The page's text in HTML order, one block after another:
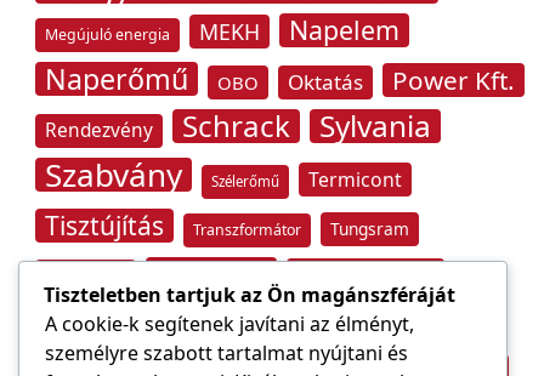
Megújuló energia MEKH Napelem
Naperőmű OBO Oktatás Power Kft.
Rendezvény Schrack Sylvania
Szabvány Szélerőmű Termicont
Tisztújítás Transzformátor Tungsram
Villámvédelem
Világítástechnika Áramfogyasztás
Tiszteletben tartjuk az Ön magánszféráját
A cookie-k segítenek javítani az élményt,
személyre szabott tartalmat nyújtani és